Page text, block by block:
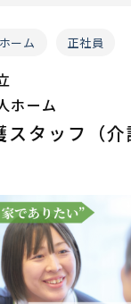
ーム 正社員
ホーム
タッフ（介